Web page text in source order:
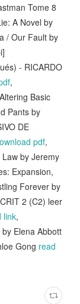
Tome 8
A Novel by
/ Our Fault by
- RICARDO
,
Basic
Pants by
DE
pdf,
by Jeremy
Expansion,
Forever by
2 (C2) leer
link,
Elena Abbott
Gong read